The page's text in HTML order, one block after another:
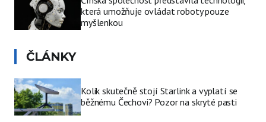
která umožňuje ovládat roboty pouze
myšlenkou
ČLÁNKY
Kolik skutečně stojí Starlink a vyplatí se
běžnému Čechovi? Pozor na skryté pasti